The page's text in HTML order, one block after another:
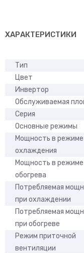
ХАРАКТЕРИСТИКИ
Тип
Цвет
Инвертор
Обслуживаемая
Серия
Основные режимы
Мощность в режиме
охлаждения
Мощность в режиме
обогрева
Потребляемая
при охлаждении
Потребляемая
при обогреве
Режим приточной
вентиляции